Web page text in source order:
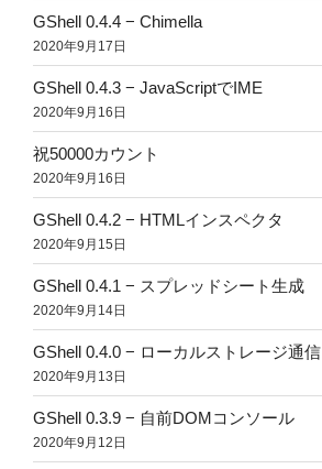
GShell 0.4.4 − Chimella
2020年9月17日
GShell 0.4.3 − JavaScriptでIME
2020年9月16日
祝50000カウント
2020年9月16日
GShell 0.4.2 − HTMLインスペクタ
2020年9月15日
GShell 0.4.1 − スプレッドシート生成
2020年9月14日
GShell 0.4.0 − ローカルストレージ通信
2020年9月13日
GShell 0.3.9 − 自前DOMコンソール
2020年9月12日